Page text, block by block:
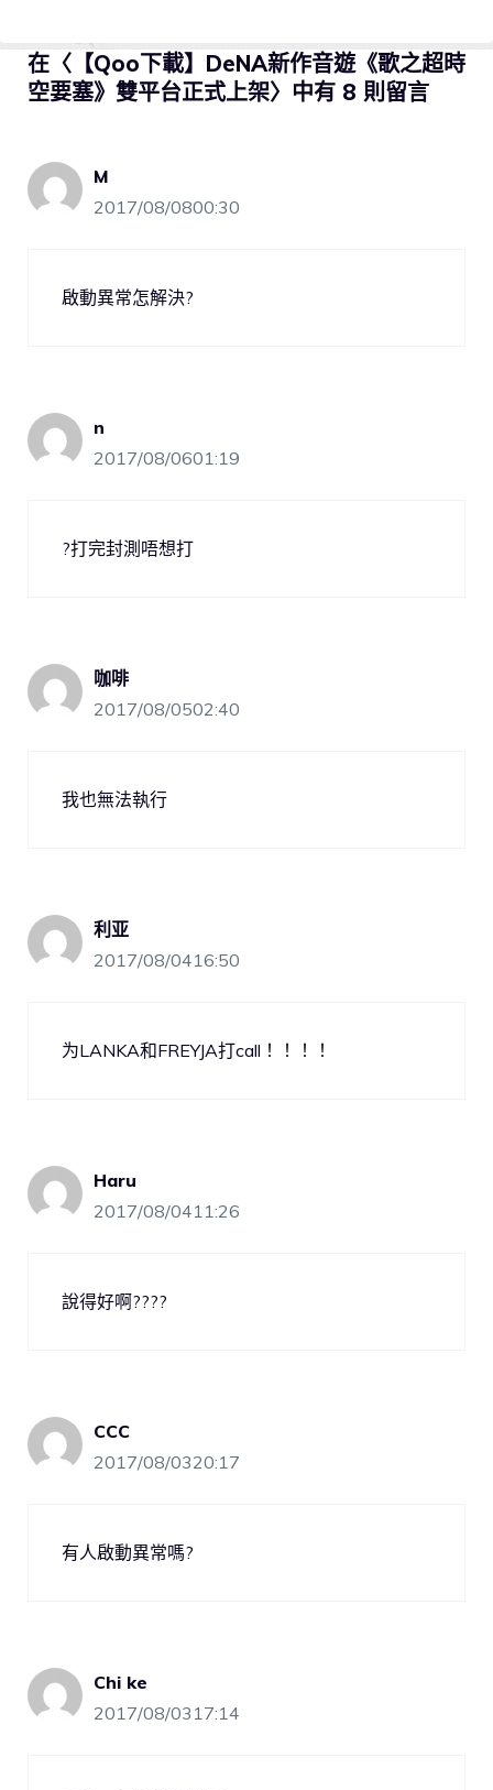
在〈【Qoo下載】DeNA新作音遊《歌之超時
空要塞》雙平台正式上架〉中有 8 則留言
M
2017/08/0800:30
啟動異常怎解決?
n
2017/08/0601:19
?打完封測唔想打
咖啡
2017/08/0502:40
我也無法執行
利亚
2017/08/0416:50
为LANKA和FREYJA打call！！！！
Haru
2017/08/0411:26
說得好啊????
CCC
2017/08/0320:17
有人啟動異常嗎?
Chi ke
2017/08/0317:14